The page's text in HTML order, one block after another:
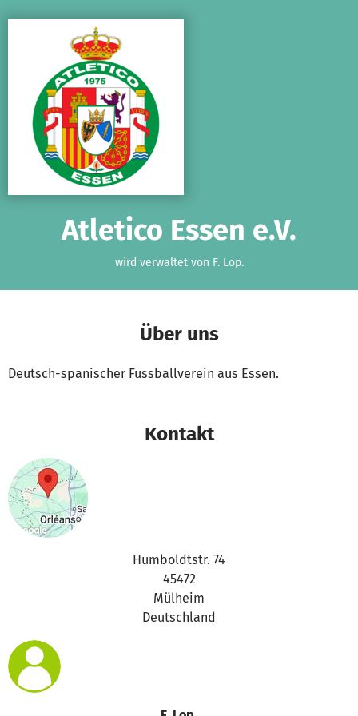
Atletico Essen e.V.
wird verwaltet von F. Lop.
Über uns
Deutsch-spanischer Fussballverein aus Essen.
Kontakt
Humboldtstr. 74
45472
Mülheim
Deutschland